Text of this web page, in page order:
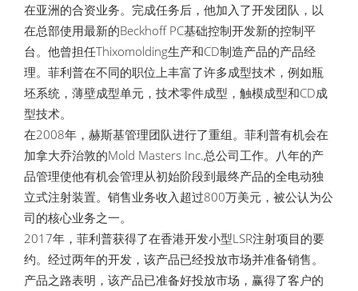
在亚洲的合资业务。完成任务后，他加入了开发团队，以
在总部使用最新的Beckhoff PC基础控制开发新的控制平
台。他曾担任Thixomolding生产和CD制造产品的产品经
理。菲利普在不同的职位上丰富了许多成型技术，例如瓶
坯系统，薄壁成型单元，技术零件成型，触模成型和CD成
型技术。
在2008年，赫斯基管理团队进行了重组。菲利普有机会在
加拿大乔治敦的Mold Masters Inc.总公司工作。八年的产
品管理使他有机会管理从初始阶段到最终产品的全电动独
立式注射装置。销售业务收入超过800万美元，被公认为公
司的核心业务之一。
2017年，菲利普获得了在香港开发小型LSR注射项目的要
约。经过两年的开发，该产品已经投放市场并准备销售。
产品之路表明，该产品已准备好投放市场，赢得了客户的